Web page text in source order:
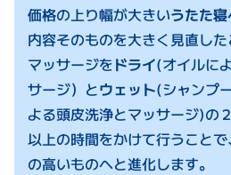
価格の上り幅が大きいうたた
内容そのものを大きく見直した
マッサージをドライ(オイルに
サージ）とウェット(シャンプ
よる頭皮洗浄とマッサージ)の
以上の時間をかけて行うこと
の高いものへと進化します。